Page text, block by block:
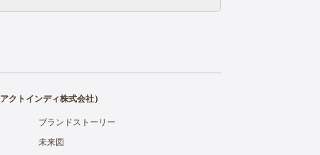
アクトインディ株式会社）
ブランドストーリー
未来図